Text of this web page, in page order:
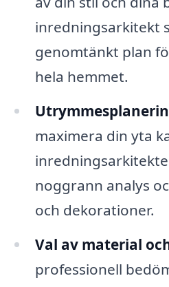
inredningsarkitekt
genomtänkt plan
hela hemmet.
maximera din yta
noggrann analys
och dekorationer.
Val av material
professionell